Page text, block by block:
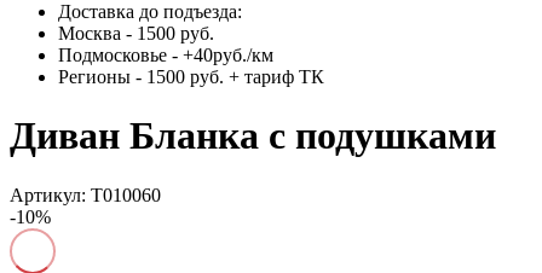
Доставка до подъезда:
Москва - 1500 руб.
Подмосковье - +40руб./км
Регионы - 1500 руб. + тариф ТК
Диван Бланка с подушками
Артикул: Т010060
-10%